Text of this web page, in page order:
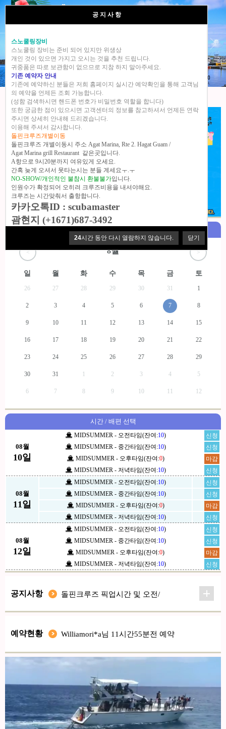
공 지 사 항
스노쿨링장비
스노쿨링 장비는 준비 되어 있지만 위생상
개인 것이 있으면 가지고 오시는 것을 추천 드립니다.
귀중품은 따로 보관함이 없으므로 지참 하지 말아주세요.
기존 예약자 안내
기존에 예약하신 분들은 저희 홈페이지 실시간 예약확인을 통해 고객님
의 예약을 언제든 조회 가능합니다.
(성함 검색하시면 핸드폰 번호가 비밀번호 역할을 합니다)
또한 궁금한 점이 있으시면 고객센터의 정보를 참고하셔서 언제든 연락
주시면 상세히 안내해 드리겠습니다.
이용해 주셔서 감사합니다.
돌핀크루즈개별이동
돌핀크루즈 개별이동시 주소 Agat Marina, Rte 2. Hagat Guam /
Agat Marina grill Restaurant 같은곳입니다.
A항으로 9시20분까지 여유있게 오세요.
간혹 늦게 오셔서 못타는시는 분들 계세요ㅜ.ㅜ
NO-SHOW/개인적인 불참시 환불불가입니다.
인원수가 확정되어 오히려 크루즈비용을 내셔야해요.
크루즈는 시간맞춰서 출항합니다.
카카오톡ID : scubamaster
괌현지 (+1671)687-3492
한국전화 010-2467-4159
24시간 동안 다시 열람하지 않습니다. 닫기
괌미드썸머크루즈&찰스마린스포츠 직영점
예약 날짜 선택
8월
< >
일 월 화 수 목 금 토
26 27 28 29 30 31 1
2 3 4 5 6 7 8
9 10 11 12 13 14 15
16 17 18 19 20 21 22
23 24 25 26 27 28 29
30 31 1 2 3 4 5
6 7 8 9 10 11 12
시간 / 배편 선택
08월
10일
MIDSUMMER - 오전타임(잔여:10)
신청
MIDSUMMER - 중간타임(잔여:10)
신청
MIDSUMMER - 오후타임(잔여:0)
마감
MIDSUMMER - 저녁타임(잔여:10) 신청
08월
11일
MIDSUMMER - 오전타임(잔여:10)
신청
MIDSUMMER - 중간타임(잔여:10)
신청
MIDSUMMER - 오후타임(잔여:0)
마감
MIDSUMMER - 저녁타임(잔여:10) 신청
08월
12일
MIDSUMMER - 오전타임(잔여:10)
신청
MIDSUMMER - 중간타임(잔여:10)
신청
MIDSUMMER - 오후타임(잔여:0)
마감
MIDSUMMER - 저녁타임(잔여:10) 신청
공지사항
돌핀크루즈 개별이동시
점프!점프! 돌고래 동영상
돌핀크루즈 픽업시간 및 오전/
예약현황
Brianr*r님 11시간03분전 예약
DavidFli*y님 08시간04분전 예약
Larryr*x님 08시간09분전 예약
Williamori*a님 11시간55분전 예약